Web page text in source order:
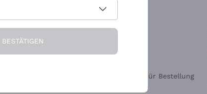
Brauchen Sie Hilfe?
Widerrufsformular für Bestellung
BESTÄTIGEN